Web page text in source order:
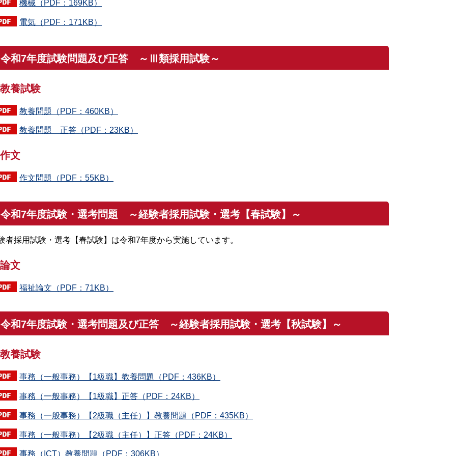
機械（PDF：169KB）
電気（PDF：171KB）
令和7年度試験問題及び正答 ～Ⅲ類採用試験～
教養試験
教養問題（PDF：460KB）
教養問題 正答（PDF：23KB）
作文
作文問題（PDF：55KB）
令和7年度試験・選考問題 ～経験者採用試験・選考【春試験】～
者採用試験・選考【春試験】は令和7年度から実施しています。
論文
福祉論文（PDF：71KB）
令和7年度試験・選考問題及び正答 ～経験者採用試験・選考【秋試験】～
教養試験
事務（一般事務）【1級職】教養問題（PDF：436KB）
事務（一般事務）【1級職】正答（PDF：24KB）
事務（一般事務）【2級職（主任）】教養問題（PDF：435KB）
事務（一般事務）【2級職（主任）】正答（PDF：24KB）
事務（ICT）教養問題（PDF：306KB）